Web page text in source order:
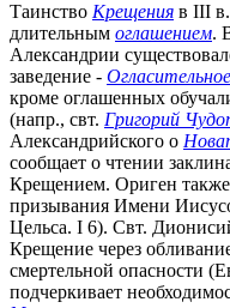
Таинство Крещения в III
длительным оглашением.
Александрии
заведение -
кроме оглашенных
(напр., свт. Григорий
Александрийского о
сообщает о чтении
Крещением. Ориген
призывания Имени
Цельса. I 6). Свт.
Крещение через
смертельной опасности
подчеркивает